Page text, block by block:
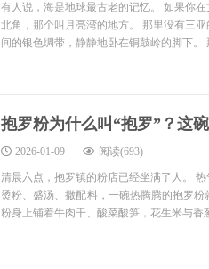
有人说，海是地球最古老的记忆。 如果你
北角，那个叫月亮湾的地方。 那里没有三
间的银色绸带，静静地卧在铜鼓岭的脚下。
抱罗粉为什么叫“抱罗”？这
2026-01-09 阅读(693)
清晨六点，抱罗镇的粉店已经坐满了人。
烫粉、盛汤、撒配料，一碗热腾腾的抱罗
粉身上铺着牛肉干、酸菜酸笋，花生米与香